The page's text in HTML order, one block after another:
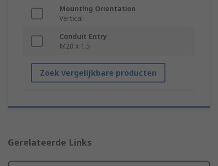
Mounting Orientation
Vertical
Conduit Entry
M20 x 1.5
Zoek vergelijkbare producten
Gerelateerde Links